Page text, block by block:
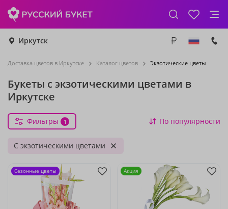
Иркутск
Доставка цветов в Иркутске Каталог цветов Экзотические цветы
Букеты с экзотическими цветами в
Иркутске
Фильтры 1 По популярности
С экзотическими цветами
Сезонные цветы Акция